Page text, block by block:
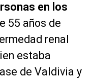
en los
55 años de
renal
estaba
de Valdivia y